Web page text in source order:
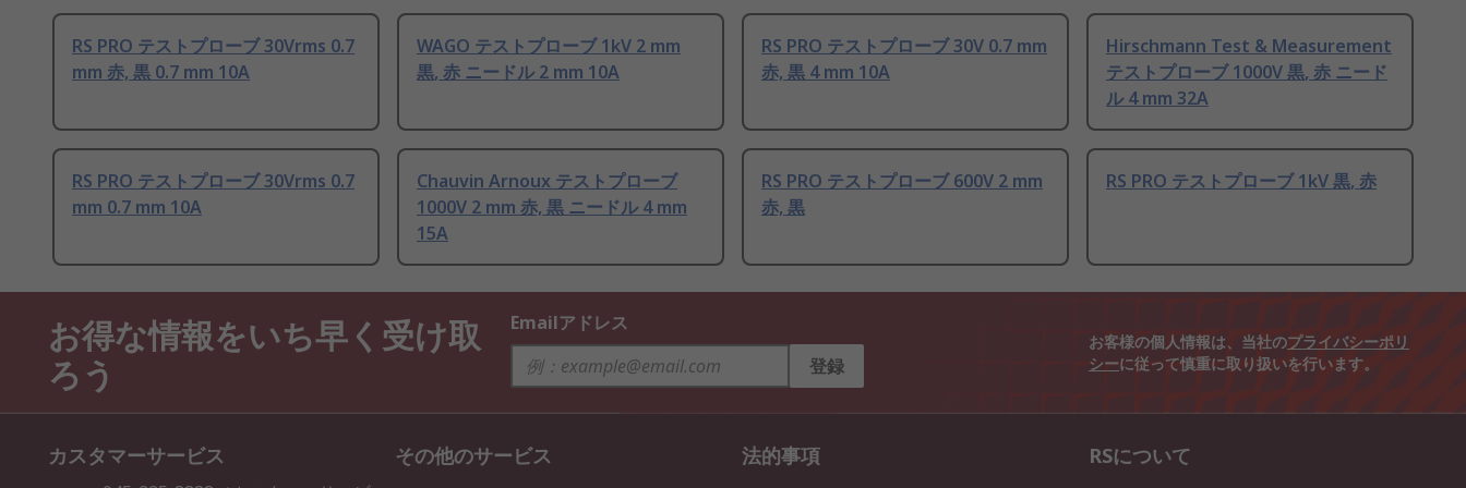
RS PRO テストプローブ 30Vrms 0.7
mm 赤, 黒 0.7 mm 10A
WAGO テストプローブ 1kV 2 mm
黒, 赤 ニードル 2 mm 10A
RS PRO テストプローブ 30V 0.7 mm
赤, 黒 4 mm 10A
Hirschmann Test & Measurement
テストプローブ 1000V 黒, 赤 ニード
ル 4 mm 32A
RS PRO テストプローブ 30Vrms 0.7
mm 0.7 mm 10A
Chauvin Arnoux テストプローブ
1000V 2 mm 赤, 黒 ニードル 4 mm
15A
RS PRO テストプローブ 600V 2 mm
赤, 黒
RS PRO テストプローブ 1kV 黒, 赤
お得な情報をいち早く受け取
ろう
Emailアドレス
登録
お客様の個人情報は、当社のプライバシーポリ
シーに従って慎重に取り扱いを行います。
カスタマーサービス その他のサービス 法的事項 RSについて